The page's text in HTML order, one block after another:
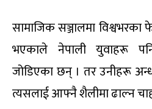
सामाजिक सञ्जालमा
भएकाले नेपाली युवाहरू पनि
जोडिएका छन् । तर उनीहरू
त्यसलाई आफ्नै शैलीमा ढाल्न